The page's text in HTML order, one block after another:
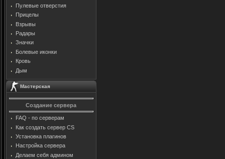
Пулевые отверстия
Прицелы
Взрывы
Радары
Значки
Болевые иконки
Кровь
Дым
Мастерская
Создание сервера
FAQ - по серверам
Как создать сервер CS
Установка плагинов
Настройка сервера
Делаем себя админом